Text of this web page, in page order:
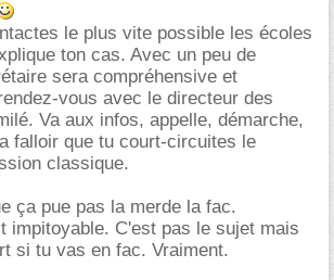
le plus vite possible les écoles
ton cas. Avec un peu de
sera compréhensive et
vous avec le directeur des
Va aux infos, appelle, démarche,
falloir que tu court-circuites le
classique.
ça pue pas la merde la fac.
impitoyable. C'est pas le sujet mais
si tu vas en fac. Vraiment.